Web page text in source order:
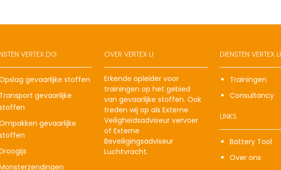
VERTEX DG
gevaarlijke stoffen
Transport gevaarlijke
gevaarlijke
OVER VERTEX LI
Erkende opleider voor
trainingen op het gebied
van gevaarlijke stoffen. Ook
treden wij op als Externe
Veiligheidsadviseur vervoer
of Externe
Beveiligingsadviseur
Luchtvracht.
DIENSTEN VERTEX LI
Trainingen
Consultancy
LINKS
Battery Tool
Over ons